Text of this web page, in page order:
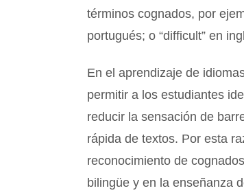
términos cognados, por
portugués; o “difficult” en
En el aprendizaje de
permitir a los estudiantes
reducir la sensación de
rápida de textos. Por esta
reconocimiento de
bilingüe y en la enseñanza